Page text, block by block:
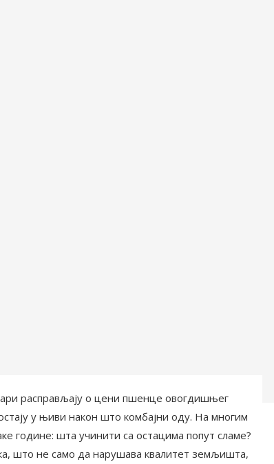
расправљају о цени пшенце овогдишњег
у њиви након што комбајни оду. На многим
године: шта учинити са остацима попут сламе?
што не само да нарушава квалитет земљишта,